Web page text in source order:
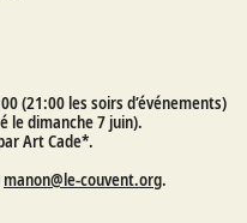
(21:00 les soirs d’événements)
le dimanche 7 juin).
Art Cade*.
manon@le-couvent.org.